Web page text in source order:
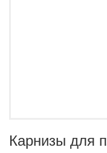
Карнизы для